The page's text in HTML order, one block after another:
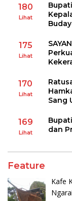
180
Lihat
175
Lihat
170
Lihat
Sang
169
Lihat
dan
Feature
Kafe